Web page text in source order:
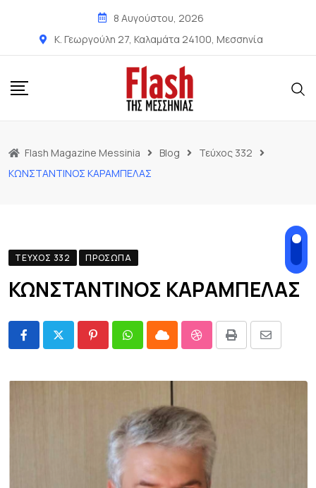
8 Αυγούστου, 2026
Κ. Γεωργούλη 27, Καλαμάτα 24100, Μεσσηνία
Flash Magazine Messinia Blog
Τεύχος 332
ΚΩΝΣΤΑΝΤΙΝΟΣ ΚΑΡΑΜΠΕΛΑΣ
ΤΕΎΧΟΣ 332 ΠΡΌΣΩΠΑ
ΚΩΝΣΤΑΝΤΙΝΟΣ ΚΑΡΑΜΠΕΛΑΣ